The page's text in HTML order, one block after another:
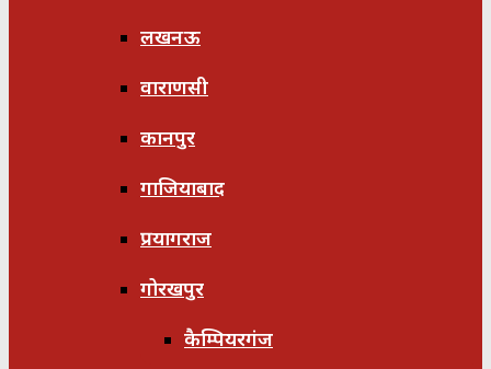
लखनऊ
वाराणसी
कानपुर
गाजियाबाद
प्रयागराज
गोरखपुर
कैम्पियरगंज